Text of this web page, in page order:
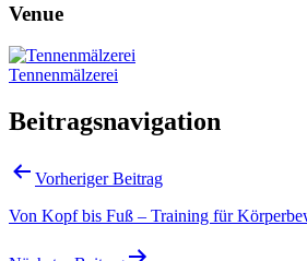
Venue
Tennenmälzerei
Beitragsnavigation
Vorheriger Beitrag
Von Kopf bis Fuß – Training für